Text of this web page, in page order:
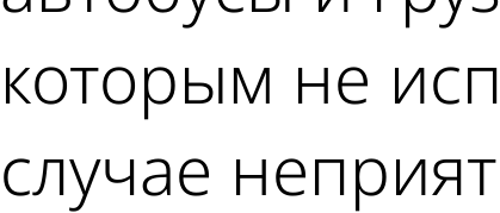
которым не
случае